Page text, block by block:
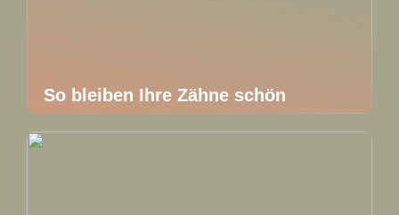
So bleiben Ihre Zähne schön